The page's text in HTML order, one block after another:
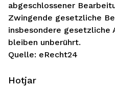
abgeschlossener
Zwingende gesetzliche
insbesondere gesetzliche
bleiben unberührt.
Quelle: eRecht24
Hotjar